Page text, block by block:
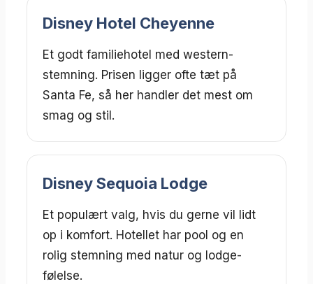
Disney Hotel Cheyenne
Et godt familiehotel med western-
stemning. Prisen ligger ofte tæt på
Santa Fe, så her handler det mest om
smag og stil.
Disney Sequoia Lodge
Et populært valg, hvis du gerne vil lidt
op i komfort. Hotellet har pool og en
rolig stemning med natur og lodge-
følelse.